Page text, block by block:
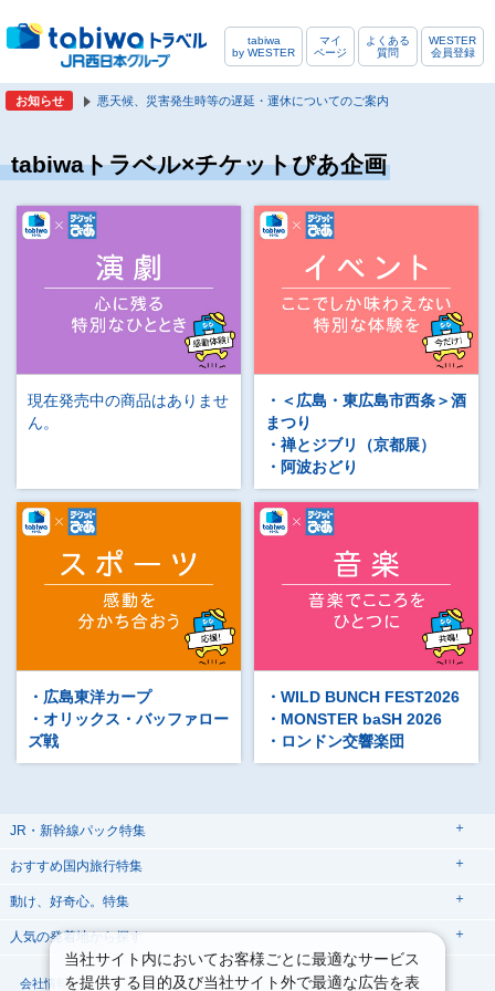
tabiwa
by WESTER
マイ
ページ
よくある
質問
WESTER
会員登録
お知らせ 悪天候、災害発生時等の遅延・運休についてのご案内
tabiwaトラベル×チケットぴあ企画
現在発売中の商品はありませ
ん。
・＜広島・東広島市西条＞酒
まつり
・禅とジブリ（京都展）
・阿波おどり
・広島東洋カープ
・オリックス・バッファロー
ズ戦
・WILD BUNCH FEST2026
・MONSTER baSH 2026
・ロンドン交響楽団
JR・新幹線パック特集
tabiwaスペシャル
日帰りTrip
おすすめ国内旅行特集
ユニバーサル・スタジオ・ジャパンへの旅
贅沢時間 熊本
大阪
動け、好奇心。特集
西の日キャンペーン
人気の発着地から探す
関西→金沢旅 関西→広島旅
会社情報 プライバシーポリシー
当社サイト内においてお客様ごとに最適なサービス
を提供する目的及び当社サイト外で最適な広告を表